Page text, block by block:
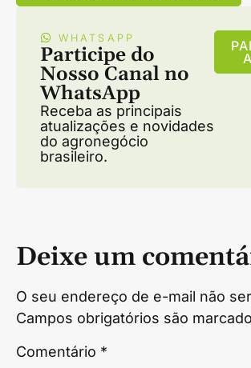
WHATSAPP
Participe do
Nosso Canal no
WhatsApp
Receba as principais
atualizações e novidades
do agronegócio
brasileiro.
Deixe um
O seu endereço de e-mail não
Campos obrigatórios são
Comentário *